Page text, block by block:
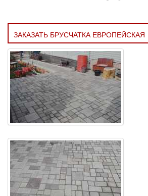
ЗАКАЗАТЬ БРУСЧАТКА ЕВРОПЕЙСКАЯ